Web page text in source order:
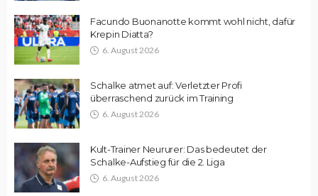
Facundo Buonanotte kommt wohl nicht, dafür
Krepin Diatta?
6. August 2026
Schalke atmet auf: Verletzter Profi
überraschend zurück im Training
6. August 2026
Kult-Trainer Neururer: Das bedeutet der
Schalke-Aufstieg für die 2. Liga
6. August 2026